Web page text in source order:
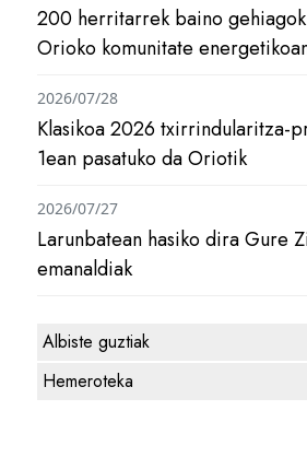
200 herritarrek baino
Orioko komunitate
Klasikoa 2026 txirrindularitza-
1ean pasatuko da Oriotik
2026/07/28
Larunbatean hasiko dira Gure
emanaldiak
2026/07/27
Albiste guztiak
Hemeroteka